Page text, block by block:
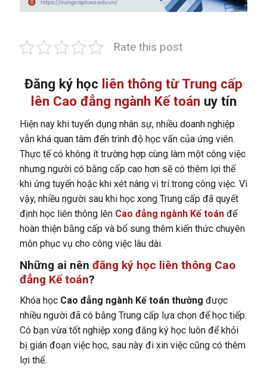
Rate this post
Đăng ký học liên thông từ Trung cấp
lên Cao đẳng ngành Kế toánuy tín
Hiện nay khi tuyển dụng nhân sự, nhiều doanh nghiệp
vẫn khá quan tâm đến trình độ học vấn của ứng viên.
Thực tế có không ít trường hợp cùng làm một công việc
nhưng người có bằng cấp cao hơn sẽ có thêm lợi thế
khi ứng tuyển hoặc khi xét nâng vị trí trong công việc. Vì
vậy, nhiều người sau khi học xong Trung cấp đã quyết
định học liên thông lênCao đẳng ngành Kế toánđể
hoàn thiện bằng cấp và bổ sung thêm kiến thức chuyên
môn phục vụ cho công việc lâu dài.
Những ai nên đăng ký học liên thông Cao
đẳng Kế toán?
Khóa học Cao đẳng ngành Kế toán thường được
nhiều người đã có bằng Trung cấp lựa chọn để học tiếp.
Có bạn vừa tốt nghiệp xong đăng ký học luôn để khỏi
bị gián đoạn việc học, sau này đi xin việc cũng có thêm
lợi thế.